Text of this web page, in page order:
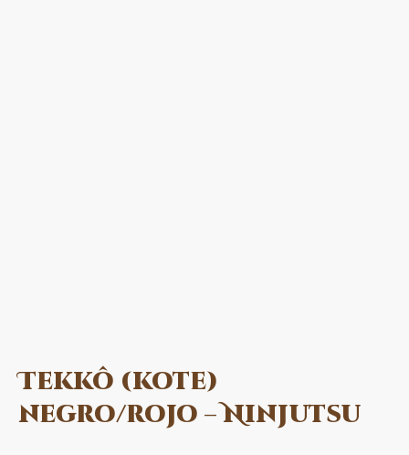
Tekkô (kote)
negro/rojo – Ninjutsu